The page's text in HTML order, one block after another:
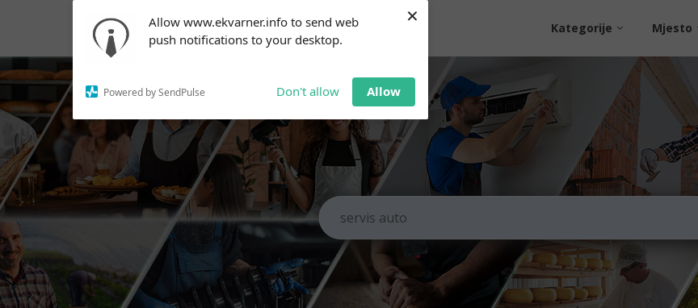
Allow www.ekvarner.info to send web
push notifications to your desktop.
Powered by SendPulse Don't allow Allow
×
notifications!
To enable permission prompts, click
on the notification icon
Kategorije Mjesto